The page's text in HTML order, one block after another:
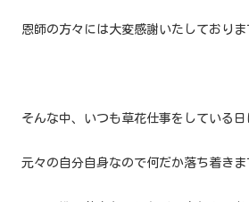
恩師の方々には大変感謝いたしており
そんな中、いつも草花仕事をしている日
元々の自分自身なので何だか落ち着き